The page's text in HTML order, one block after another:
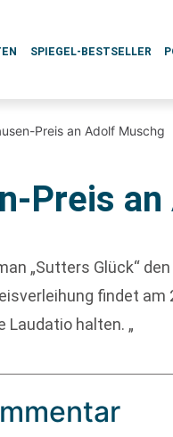
SPIEGEL-BESTSELLER
Preis an Adolf Muschg
Preis
„Sutters Glück“
findet am
Laudatio halten. „